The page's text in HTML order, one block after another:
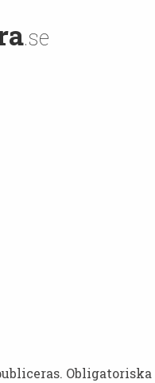
.se
Obligatoriska